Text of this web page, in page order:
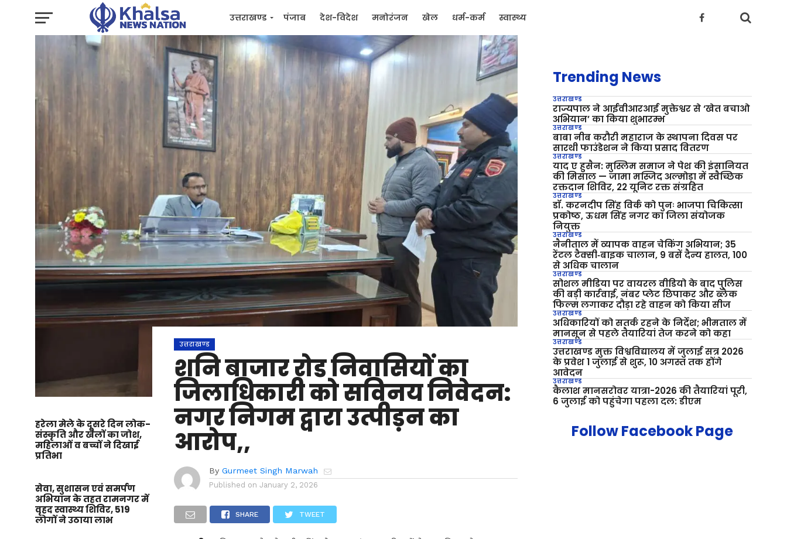
उत्तराखण्ड पंजाब देश-विदेश मनोरंजन खेल धर्म-कर्म स्वास्थ्य
प्रशासनिक जन मुद्दे
हरेला मेले के दूसरे दिन लोक-
संस्कृति और खेलों का जोश,
महिलाओं व बच्चों ने दिखाई
प्रतिभा
सेवा, सुशासन एवं समर्पण
अभियान के तहत रामनगर में
वृहद स्वास्थ्य शिविर, 519
लोगों ने उठाया लाभ
उत्तराखण्ड
शनि बाजार रोड निवासियों का
जिलाधिकारी को सविनय निवेदन:
नगर निगम द्वारा उत्पीड़न का
आरोप,,
By Gurmeet Singh Marwah
Published on January 2, 2026
SHARE TWEET
Trending News
उत्तराखण्ड
राज्यपाल ने आईवीआरआई मुक्तेश्वर से ‘खेत बचाओ
अभियान’ का किया शुभारम्भ
उत्तराखण्ड
बाबा नीब करौरी महाराज के स्थापना दिवस पर
सारथी फाउंडेशन ने किया प्रसाद वितरण
उत्तराखण्ड
याद ए हुसैन: मुस्लिम समाज ने पेश की इंसानियत
की मिसाल — जामा मस्जिद अल्मोड़ा में स्वैच्छिक
रक्तदान शिविर, 22 यूनिट रक्त संग्रहित
उत्तराखण्ड
डॉ. करनदीप सिंह विर्क को पुनः भाजपा चिकित्सा
प्रकोष्ठ, ऊधम सिंह नगर का जिला संयोजक
नियुक्त
उत्तराखण्ड
नैनीताल में व्यापक वाहन चेकिंग अभियान; 35
रेंटल टैक्सी‑बाइक चालान, 9 बसें दैन्य हालत, 100
से अधिक चालान
उत्तराखण्ड
सोशल मीडिया पर वायरल वीडियो के बाद पुलिस
की बड़ी कार्रवाई, नंबर प्लेट छिपाकर और ब्लैक
फिल्म लगाकर दौड़ा रहे वाहन को किया सीज
उत्तराखण्ड
अधिकारियों को सतर्क रहने के निर्देश; भीमताल में
मानसून से पहले तैयारियां तेज करने को कहा
उत्तराखण्ड
उत्तराखण्ड मुक्त विश्वविद्यालय में जुलाई सत्र 2026
के प्रवेश 1 जुलाई से शुरू, 10 अगस्त तक होंगे
आवेदन
उत्तराखण्ड
कैलाश मानसरोवर यात्रा-2026 की तैयारियां पूरी,
6 जुलाई को पहुंचेगा पहला दल: डीएम
Follow Facebook Page